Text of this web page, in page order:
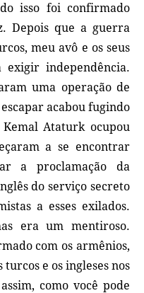
isso foi confirmado
Depois que a guerra
meu avô e os seus
exigir independência.
uma operação de
acabou fugindo
Ataturk ocupou
a se encontrar
a proclamação da
do serviço secreto
a esses exilados.
era um mentiroso.
com os armênios,
e os ingleses nos
como você pode